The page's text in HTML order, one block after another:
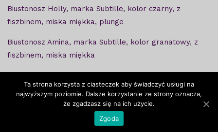
Biustonosz Holly, marka Subtille, kolor czarny, z
fiszbinem, miska miękka, plunge
Biustonosz Amina, marka Subtille, kolor granatowy, z
fiszbinem, miska miękka
Copyright © Ważkabra - 2020. Projekt i wykonanie -
Freeline
Ta strona korzysta z ciasteczek aby świadczyć usługi na
najwyższym poziomie. Dalsze korzystanie ze strony oznacza,
że zgadzasz się na ich użycie.
Zgoda